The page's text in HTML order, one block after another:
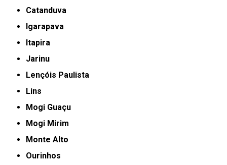
Catanduva
Igarapava
Itapira
Jarinu
Lençóis Paulista
Lins
Mogi Guaçu
Mogi Mirim
Monte Alto
Ourinhos